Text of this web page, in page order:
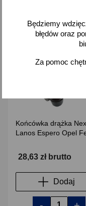
Końcówka drążka
Lanos Espero Opel
28,63 zł brutto
Dodaj
Będziemy
błędów oraz
Za pomoc